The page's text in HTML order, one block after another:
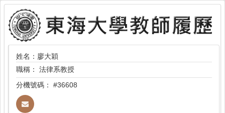
姓名：廖大穎
職稱： 法律系教授
分機號碼： #36608